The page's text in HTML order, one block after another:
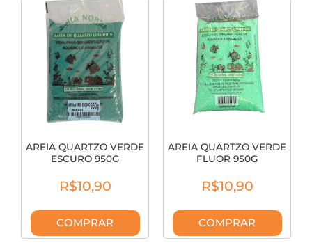
AREIA QUARTZO VERDE
ESCURO 950G
R$10,90
COMPRAR
AREIA QUARTZO VERDE
FLUOR 950G
R$10,90
COMPRAR